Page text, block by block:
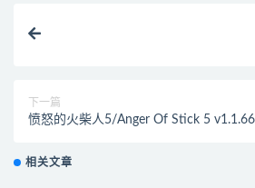
下一篇
愤怒的火柴人5/Anger Of Stick 5 v1.1.66
相关文章